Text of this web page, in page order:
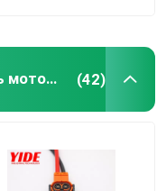
Электрический соединитель мотоцикла (42)